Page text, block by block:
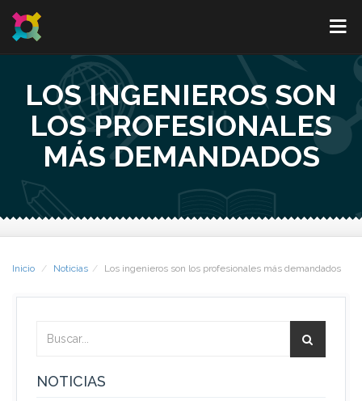
LOS INGENIEROS SON
LOS PROFESIONALES
MÁS DEMANDADOS
Inicio Noticias Los ingenieros son los profesionales más demandados
NOTICIAS